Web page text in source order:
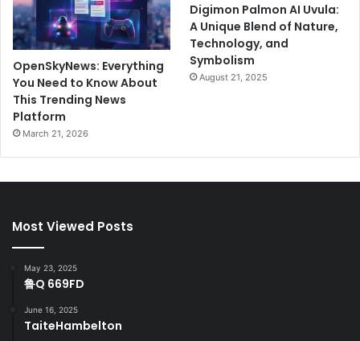
OpenSkyNews: Everything
You Need to Know About
This Trending News
Platform
March 21, 2026
Digimon Palmon AI Uvula:
A Unique Blend of Nature,
Technology, and
Symbolism
August 21, 2025
Most Viewed Posts
May 23, 2025
鲁Q 669FD
June 16, 2025
TaiteHambelton